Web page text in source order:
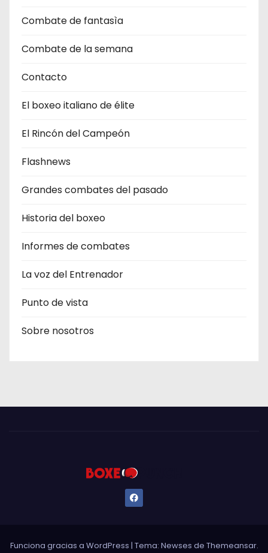
Combate de fantasìa
Combate de la semana
Contacto
El boxeo italiano de élite
El Rincón del Campeón
Flashnews
Grandes combates del pasado
Historia del boxeo
Informes de combates
La voz del Entrenador
Punto de vista
Sobre nosotros
Funciona gracias a WordPress | Tema: Newses de Themeansar.